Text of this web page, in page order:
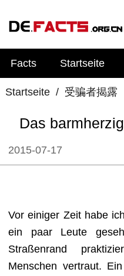
Facts Startseite
Startseite/ 受骗者揭露
Das
2015-07-17
Vor einiger Zeit habe
ein paar Leute
Straßenrand
Menschen vertraut.